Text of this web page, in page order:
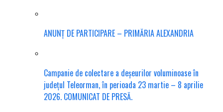
ANUNȚ DE PARTICIPARE – PRIMĂRIA ALEXANDRIA
Campanie de colectare a deșeurilor voluminoase în
județul Teleorman, în perioada 23 martie – 8 aprilie
2026. COMUNICAT DE PRESĂ.